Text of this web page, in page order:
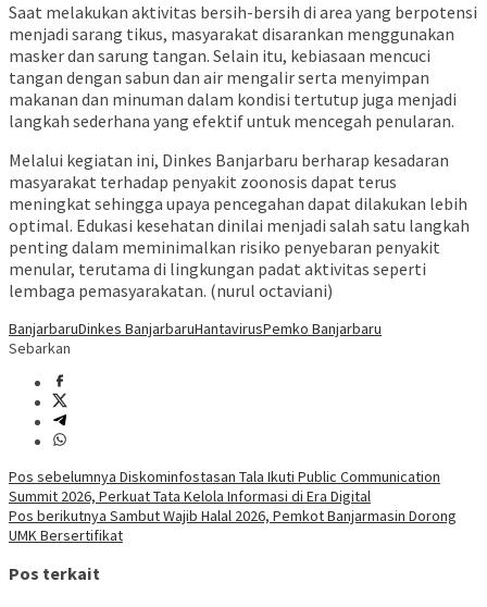
Saat melakukan aktivitas bersih-bersih di area yang berpotensi
menjadi sarang tikus, masyarakat disarankan menggunakan
masker dan sarung tangan. Selain itu, kebiasaan mencuci
tangan dengan sabun dan air mengalir serta menyimpan
makanan dan minuman dalam kondisi tertutup juga menjadi
langkah sederhana yang efektif untuk mencegah penularan.
Melalui kegiatan ini, Dinkes Banjarbaru berharap kesadaran
masyarakat terhadap penyakit zoonosis dapat terus
meningkat sehingga upaya pencegahan dapat dilakukan lebih
optimal. Edukasi kesehatan dinilai menjadi salah satu langkah
penting dalam meminimalkan risiko penyebaran penyakit
menular, terutama di lingkungan padat aktivitas seperti
lembaga pemasyarakatan. (nurul octaviani)
BanjarbaruDinkes BanjarbaruHantavirusPemko Banjarbaru
Sebarkan
Navigasi
pos
Pos sebelumnya Diskominfostasan Tala Ikuti Public Communication
Summit 2026, Perkuat Tata Kelola Informasi di Era Digital
Pos berikutnya Sambut Wajib Halal 2026, Pemkot Banjarmasin Dorong
UMK Bersertifikat
Pos terkait